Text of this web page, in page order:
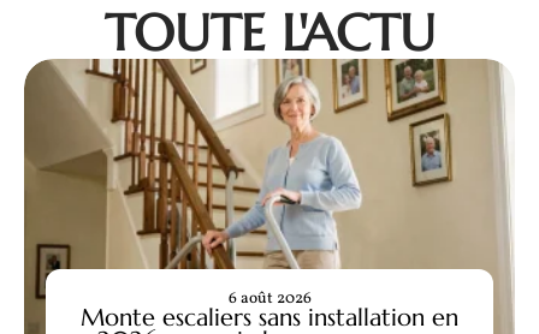
TOUTE L'ACTU
Monte escaliers sans installation en
6 août 2026